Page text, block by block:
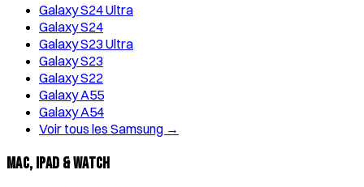
Galaxy S24 Ultra
Galaxy S24
Galaxy S23 Ultra
Galaxy S23
Galaxy S22
Galaxy A55
Galaxy A54
Voir tous les Samsung →
Mac, iPad & Watch